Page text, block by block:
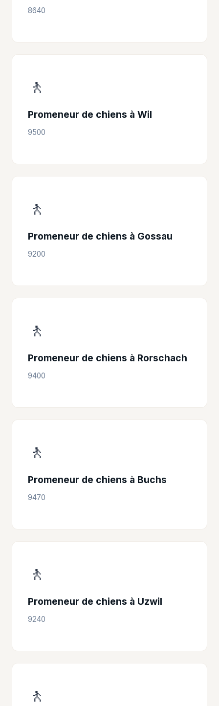
8640
🚶
Promeneur de chiens à Wil
9500
🚶
Promeneur de chiens à Gossau
9200
🚶
Promeneur de chiens à Rorschach
9400
🚶
Promeneur de chiens à Buchs
9470
🚶
Promeneur de chiens à Uzwil
9240
🚶